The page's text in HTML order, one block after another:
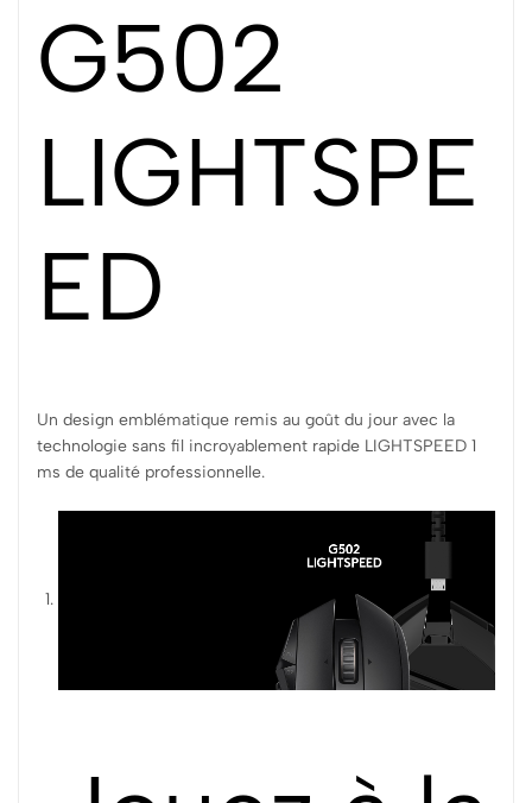
G502
LIGHTSPE
ED
Un design emblématique remis au goût du jour avec la
technologie sans fil incroyablement rapide LIGHTSPEED 1
ms de qualité professionnelle.